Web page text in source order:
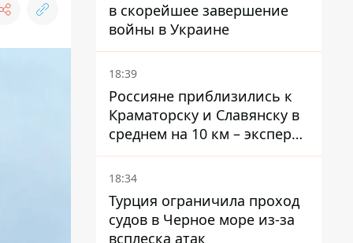
в скорейшее завершение
войны в Украине
18:39
Россияне приблизились к
Краматорску и Славянску в
среднем на 10 км – эксперт
предупредил об усилении
наступления
18:34
Турция ограничила проход
судов в Черное море из-за
всплеска атак